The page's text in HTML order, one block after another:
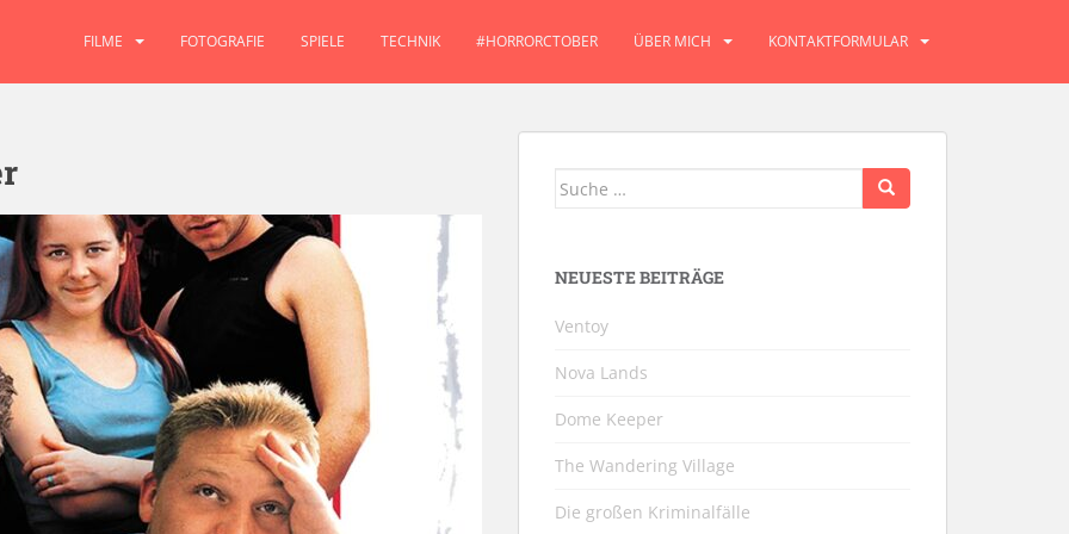
FILME FOTOGRAFIE SPIELE TECHNIK #HORRORCTOBER ÜBER MICH KONTAKTFORMULAR
Suche
NEUESTE BEITRÄGE
Ventoy
Nova Lands
Dome Keeper
The Wandering Village
Die großen Kriminalfälle